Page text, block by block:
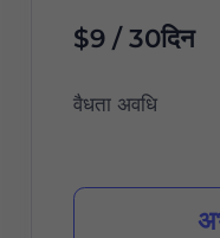
$9 / 30दिन
वैधता अवधि